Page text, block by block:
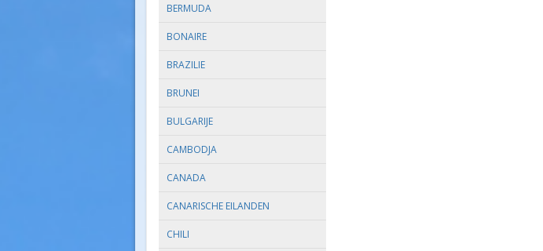
BERMUDA
BONAIRE
BRAZILIE
BRUNEI
BULGARIJE
CAMBODJA
CANADA
CANARISCHE EILANDEN
CHILI